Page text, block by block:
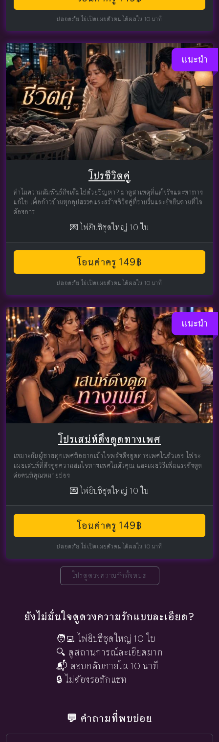
ปลอดภัย ไม่เปิดเผยตัวตน ได้ผลใน 10 นาที
แนะนำ
โปรชีวิตคู่
ทำไมความสัมพันธ์ถึงเต็มไปด้วยปัญหา? มาดูสาเหตุที่แท้จริงและหาทาง
แก้ไข เพื่อก้าวข้ามทุกอุปสรรคและสร้างชีวิตคู่ที่ราบรื่นและยั่งยืนตามที่ใจ
ต้องการ
💌 ไพ่ยิปซีชุดใหญ่ 10 ใบ
โอนค่าครู 149฿
ปลอดภัย ไม่เปิดเผยตัวตน ได้ผลใน 10 นาที
แนะนำ
โปรเสน่ห์ดึงดูดทางเพศ
เหมาะกับผู้ชายทุกเพศที่อยากเข้าใจพลังดึงดูดทางเพศในตัวเอง ไพ่จะ
เผยเสน่ห์ที่ดึงดูดความสนใจทางเพศในตัวคุณ และเผยวิธีเพิ่มแรงดึงดูด
ต่อคนที่คุณหมายปอง
💌 ไพ่ยิปซีชุดใหญ่ 10 ใบ
โอนค่าครู 149฿
ปลอดภัย ไม่เปิดเผยตัวตน ได้ผลใน 10 นาที
โปรดูดวงความรักทั้งหมด
ยังไม่มั่นใจดูดวงความรักแบบละเอียด?
🧑‍💻 ไพ่ยิปซีชุดใหญ่ 10 ใบ
🔍 ดูสถานการณ์ละเอียดมาก
📬 ตอบกลับภายใน 10 นาที
🔒 ไม่ต้องรอทักแชท
💬 คำถามที่พบบ่อย